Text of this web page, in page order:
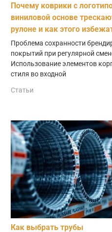
Почему коврики с
виниловой основе
рулоне и как этого
Проблема сохранности
покрытий при регулярной
Использование элементов
стиля во входной
Статьи
Как выбрать трубы